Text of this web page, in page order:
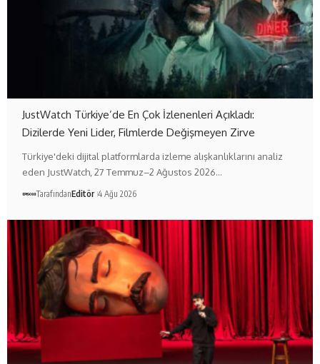
JustWatch Türkiye’de En Çok İzlenenleri Açıkladı:
Dizilerde Yeni Lider, Filmlerde Değişmeyen Zirve
Türkiye'deki dijital platformlarda izleme alışkanlıklarını analiz
eden JustWatch, 27 Temmuz–2 Ağustos 2026…
TarafındanEditör 4 Ağu 2026